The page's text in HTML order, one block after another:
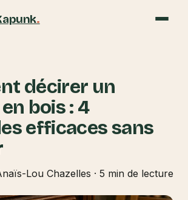
.
décirer un
bois : 4
efficaces sans
Lou Chazelles · 5 min de lecture